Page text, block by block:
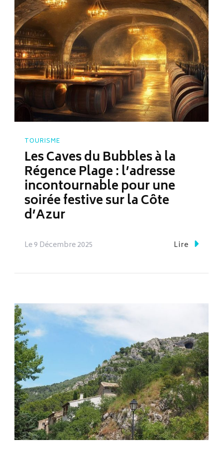
TOURISME
Les Caves du Bubbles à la
Régence Plage : l’adresse
incontournable pour une
soirée festive sur la Côte
d’Azur
Le9 Décembre 2025 Lire